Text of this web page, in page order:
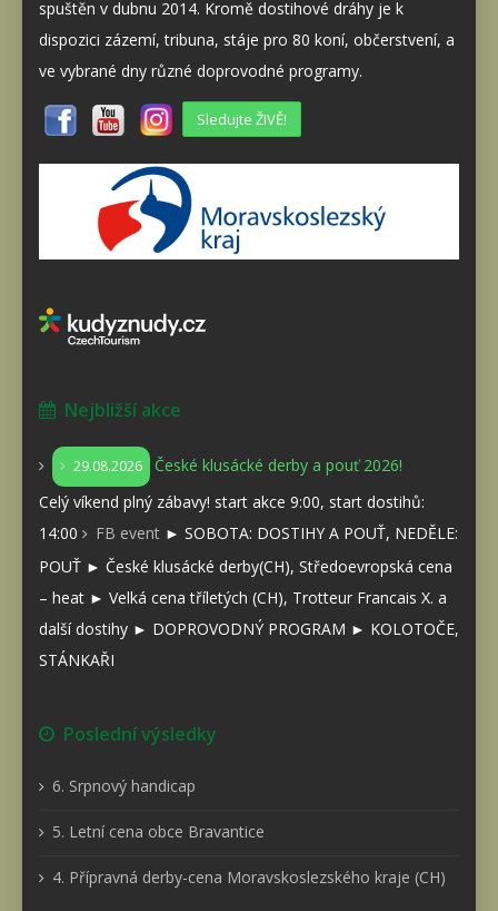
spuštěn v dubnu 2014. Kromě dostihové dráhy je k
dispozici zázemí, tribuna, stáje pro 80 koní, občerstvení, a
ve vybrané dny různé doprovodné programy.
Sledujte ŽIVĚ!
Nejbližší akce
29.08.2026
České klusácké derby a pouť 2026!
Celý víkend plný zábavy! start akce 9:00, start dostihů:
14:00
FB event ► SOBOTA: DOSTIHY A POUŤ, NEDĚLE:
POUŤ ► České klusácké derby(CH), Středoevropská cena
– heat ► Velká cena tříletých (CH), Trotteur Francais X. a
další dostihy ► DOPROVODNÝ PROGRAM ► KOLOTOČE,
STÁNKAŘI
Poslední výsledky
6. Srpnový handicap
5. Letní cena obce Bravantice
4. Přípravná derby-cena Moravskoslezského kraje (CH)